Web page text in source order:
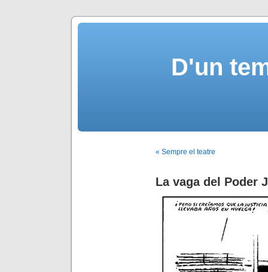
D'un
« Sempre el teatre
La vaga del Poder